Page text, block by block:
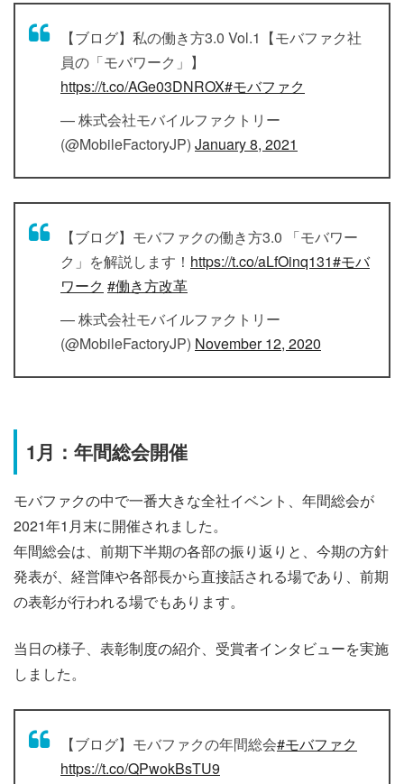
【ブログ】私の働き方3.0 Vol.1【モバファク社
員の「モバワーク」】
https://t.co/AGe03DNROX#モバファク
— 株式会社モバイルファクトリー
(@MobileFactoryJP) January 8, 2021
【ブログ】モバファクの働き方3.0 「モバワー
ク」を解説します！ https://t.co/aLfOinq131#モバ
ワーク #働き方改革
— 株式会社モバイルファクトリー
(@MobileFactoryJP) November 12, 2020
1月：年間総会開催
モバファクの中で一番大きな全社イベント、年間総会が
2021年1月末に開催されました。
年間総会は、前期下半期の各部の振り返りと、今期の方針
発表が、経営陣や各部長から直接話される場であり、前期
の表彰が行われる場でもあります。
当日の様子、表彰制度の紹介、受賞者インタビューを実施
しました。
【ブログ】モバファクの年間総会#モバファク
https://t.co/QPwokBsTU9